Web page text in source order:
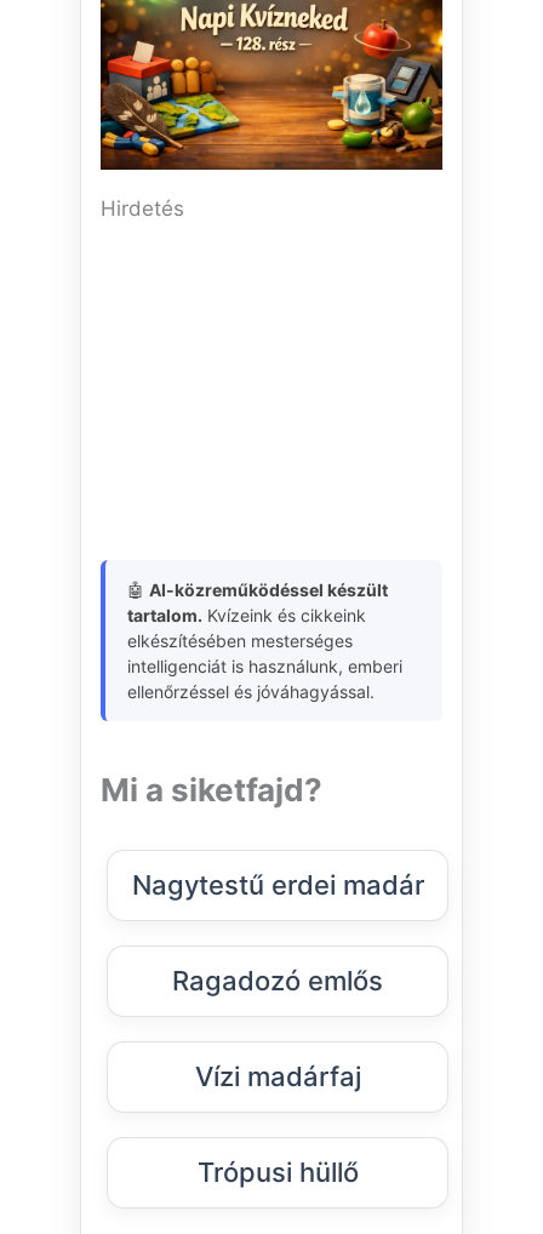
Hirdetés
🤖 AI-közreműködéssel készült
tartalom. Kvízeink és cikkeink
elkészítésében mesterséges
intelligenciát is használunk, emberi
ellenőrzéssel és jóváhagyással.
Mi a siketfajd?
Nagytestű erdei madár
Ragadozó emlős
Vízi madárfaj
Trópusi hüllő